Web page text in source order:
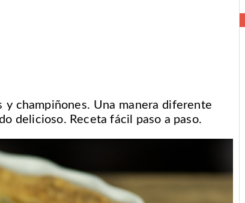
y champiñones. Una manera diferente
delicioso. Receta fácil paso a paso.